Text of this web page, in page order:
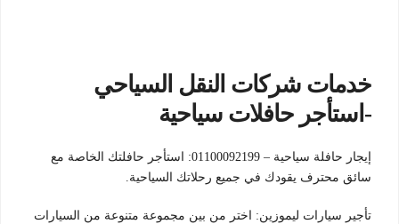
خدمات شركات النقل السياحي
-استأجر حافلات سياحية
إيجار حافلة سياحية – 01100092199: استأجر حافلتك الخاصة مع
سائق محترف يقودك في جميع رحلاتك السياحية.
تأجير سيارات ليموزين: اختر من بين مجموعة متنوعة من السيارات